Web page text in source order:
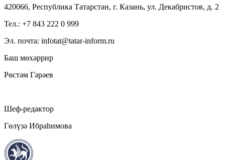
420066, Республика Татарстан, г. Казань, ул. Декабристов, д. 2
Тел.: +7 843 222 0 999
Эл. почта: infotat@tatar-inform.ru
Баш мөхәррир
Рөстәм Гәрәев
Шеф-редактор
Гөлүзә Ибраһимова